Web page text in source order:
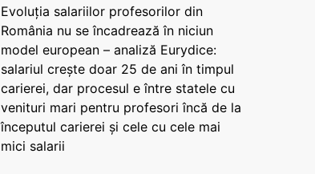
Evoluția salariilor profesorilor din
România nu se încadrează în niciun
model european – analiză Eurydice:
salariul crește doar 25 de ani în timpul
carierei, dar procesul e între statele cu
venituri mari pentru profesori încă de la
începutul carierei și cele cu cele mai
mici salarii